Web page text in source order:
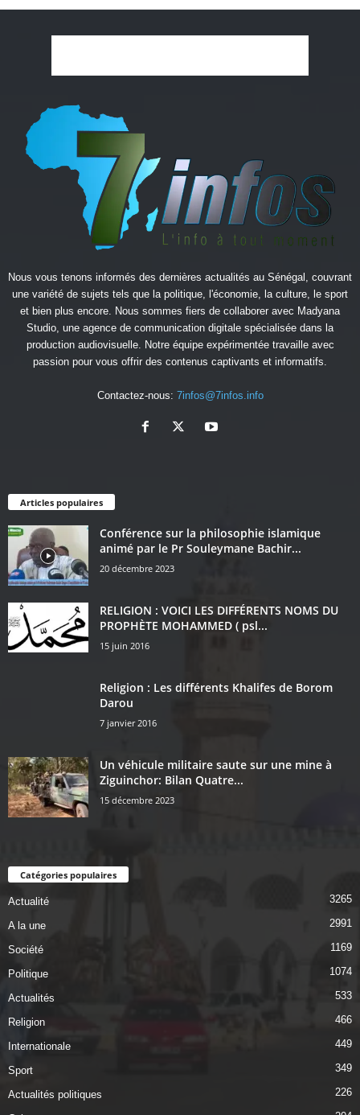
Nous vous tenons informés des dernières actualités au Sénégal, couvrant
une variété de sujets tels que la politique, l'économie, la culture, le sport
et bien plus encore. Nous sommes fiers de collaborer avec Madyana
Studio, une agence de communication digitale spécialisée dans la
production audiovisuelle. Notre équipe expérimentée travaille avec
passion pour vous offrir des contenus captivants et informatifs.
Contactez-nous: 7infos@7infos.info
Articles populaires
Conférence sur la philosophie islamique
animé par le Pr Souleymane Bachir...
20 décembre 2023
RELIGION : VOICI LES DIFFÉRENTS NOMS DU
PROPHÈTE MOHAMMED ( psl...
15 juin 2016
Religion : Les différents Khalifes de Borom
Darou
7 janvier 2016
Un véhicule militaire saute sur une mine à
Ziguinchor: Bilan Quatre...
15 décembre 2023
Catégories populaires
Actualité 3265
A la une 2991
Société 1169
Politique 1074
Actualités 533
Religion 466
Internationale 449
Sport 349
Actualités politiques 226